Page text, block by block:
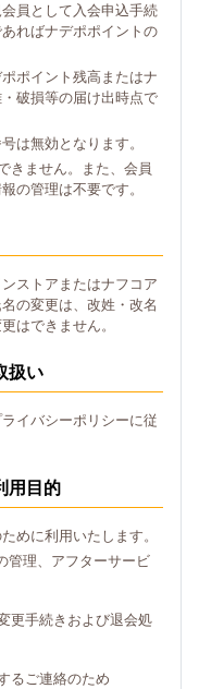
員として入会申込手続
ればナデポポイントの
ポイント残高またはナ
破損等の届け出時点で
は無効となります。
きません。また、会員
の管理は不要です。
ストアまたはナフコア
の変更は、改姓・改名
はできません。
扱い
イバシーポリシーに従
用目的
めに利用いたします。
管理、アフターサービ
更手続きおよび退会処
るご連絡のため